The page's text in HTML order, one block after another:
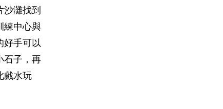
灘找到
練中心與
好手可以
石子，再
戲水玩